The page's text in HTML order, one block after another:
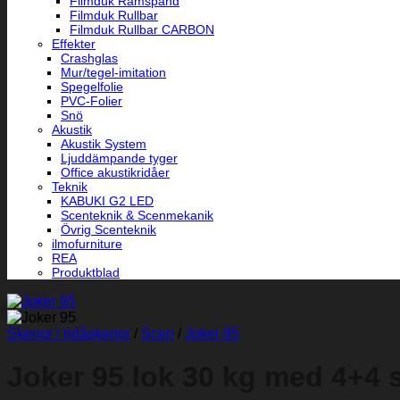
Filmduk Rullbar
Filmduk Rullbar CARBON
Effekter
Crashglas
Mur/tegel-imitation
Spegelfolie
PVC-Folier
Snö
Akustik
Akustik System
Ljuddämpande tyger
Office akustikridåer
Teknik
KABUKI G2 LED
Scenteknik & Scenmekanik
Övrig Scenteknik
ilmofurniture
REA
Produktblad
Skenor / ridåskenor / Scen / Joker 95